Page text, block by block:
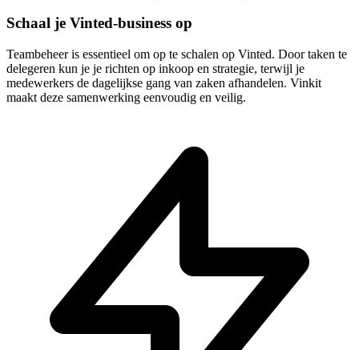
Schaal je Vinted-business op
Teambeheer is essentieel om op te schalen op Vinted. Door taken te
delegeren kun je je richten op inkoop en strategie, terwijl je
medewerkers de dagelijkse gang van zaken afhandelen. Vinkit
maakt deze samenwerking eenvoudig en veilig.